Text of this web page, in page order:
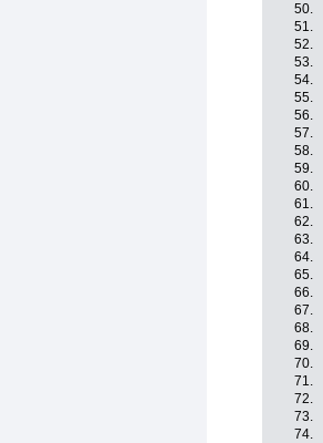
50.
51.
52.
53.
54.
55.
56.
57.
58.
59.
60.
61.
62.
63.
64.
65.
66.
67.
68.
69.
70.
71.
72.
73.
74.